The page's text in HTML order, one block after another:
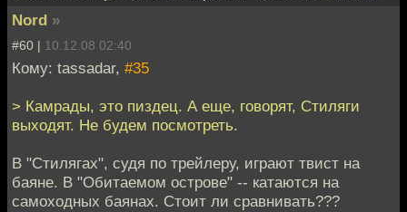
Nord »
#60 | 10.12.08 02:40
Кому: tassadar, #35
> Камрады, это пиздец. А еще, говорят, Стиляги
выходят. Не будем посмотреть.
В "Стилягах", судя по трейлеру, играют твист на
баяне. В "Обитаемом острове" -- катаются на
самоходных баянах. Стоит ли сравнивать???